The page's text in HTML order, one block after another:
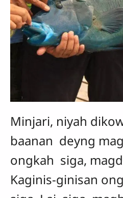
Minjari, niyah
baanan deyng
ongkah siga,
Kaginis-ginisan